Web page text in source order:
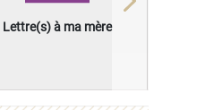
Lettre(s) à ma mère
Next